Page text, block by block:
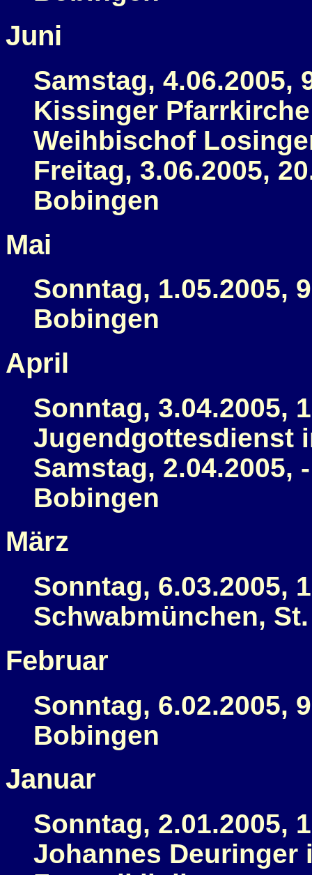
Juni
Samstag, 4.06.2005,
Kissinger
Weihbischof
Freitag, 3.06.2005,
Bobingen
Mai
Sonntag, 1.05.2005,
Bobingen
April
Sonntag, 3.04.2005,
Jugendgottesdienst
Samstag, 2.04.2005,
Bobingen
März
Sonntag, 6.03.2005,
Schwabmünchen,
Februar
Sonntag, 6.02.2005,
Bobingen
Januar
Sonntag, 2.01.2005,
Johannes Deuringer